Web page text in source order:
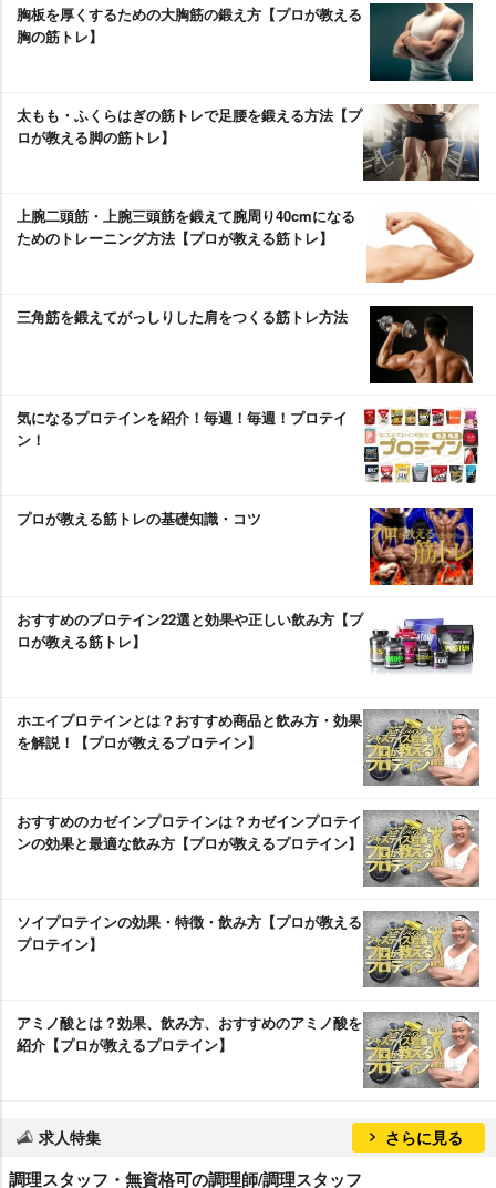
胸板を厚くするための大胸筋の鍛え方【プロが教える
胸の筋トレ】
太もも・ふくらはぎの筋トレで足腰を鍛える方法【プ
ロが教える脚の筋トレ】
上腕二頭筋・上腕三頭筋を鍛えて腕周り40cmになる
ためのトレーニング方法【プロが教える筋トレ】
三角筋を鍛えてがっしりした肩をつくる筋トレ方法
気になるプロテインを紹介！毎週！毎週！プロテイ
ン！
プロが教える筋トレの基礎知識・コツ
おすすめのプロテイン22選と効果や正しい飲み方【プ
ロが教える筋トレ】
ホエイプロテインとは？おすすめ商品と飲み方・効果
を解説！【プロが教えるプロテイン】
おすすめのカゼインプロテインは？カゼインプロテイ
ンの効果と最適な飲み方【プロが教えるプロテイン】
ソイプロテインの効果・特徴・飲み方【プロが教える
プロテイン】
アミノ酸とは？効果、飲み方、おすすめのアミノ酸を
紹介【プロが教えるプロテイン】
求人特集 さらに見る
調理スタッフ・無資格可の調理師/調理スタッフ